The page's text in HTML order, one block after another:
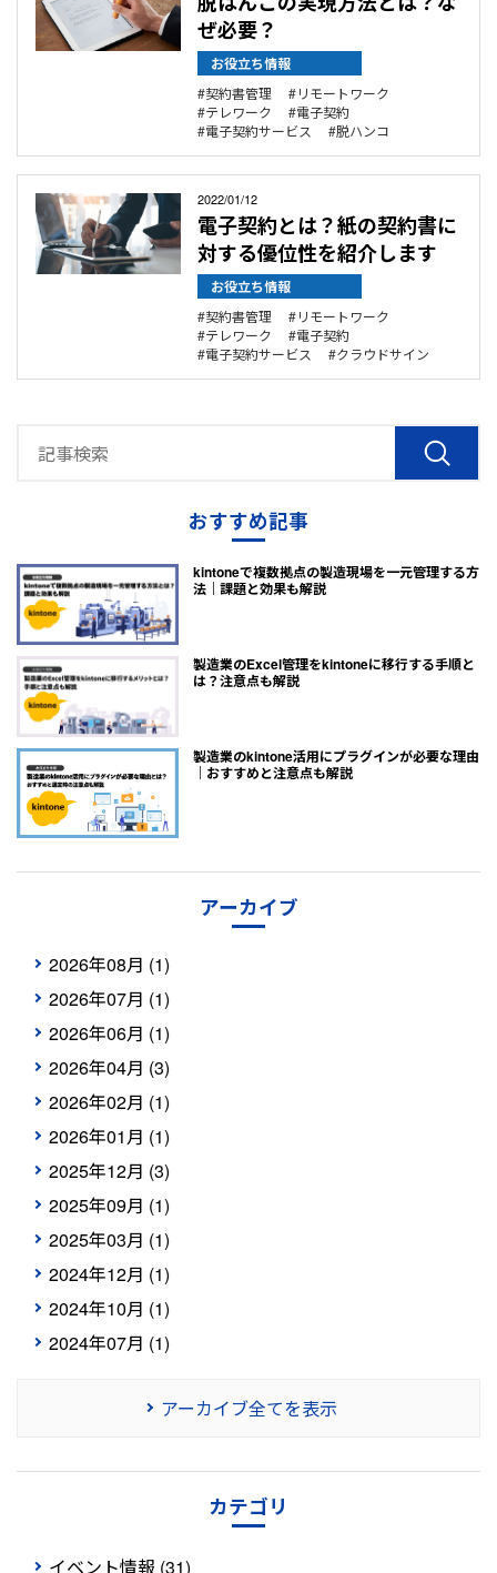
ぜ必要？
お役立ち情報
契約書管理
リモートワーク
テレワーク
電子契約
電子契約サービス
脱ハンコ
2022/01/12
電子契約とは？紙の契約書に
対する優位性を紹介します
お役立ち情報
契約書管理
リモートワーク
テレワーク
電子契約
電子契約サービス
クラウドサイン
おすすめ記事
kintoneで複数拠点の製造現場を一元管理する方
法｜課題と効果も解説
製造業のExcel管理をkintoneに移行する手順と
は？注意点も解説
製造業のkintone活用にプラグインが必要な理由
｜おすすめと注意点も解説
アーカイブ
2026年08月 (1)
2026年07月 (1)
2026年06月 (1)
2026年04月 (3)
2026年02月 (1)
2026年01月 (1)
2025年12月 (3)
2025年09月 (1)
2025年03月 (1)
2024年12月 (1)
2024年10月 (1)
2024年07月 (1)
アーカイブ全てを表示
カテゴリ
イベント情報 (31)